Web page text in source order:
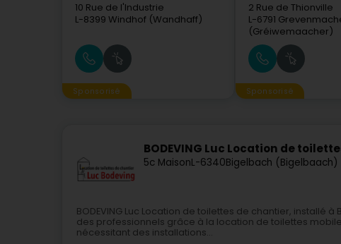
10 Rue de l'Industrie
L-8399 Windhof (Wandhaff)
Sponsorisé
2 Rue de Thionville
L-6791
(Gréiwemaacher)
Sponsorisé
BODEVING Luc Location de
5c MaisonL-6340Bigelbach (Bigelbaach)
BODEVING Luc Location de toilettes de chantier, installé
des professionnels grâce à la location de toilettes
nécessitant des installations...